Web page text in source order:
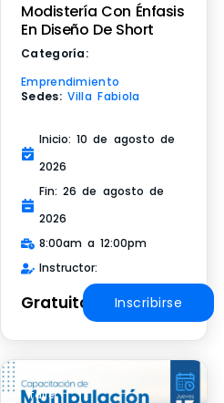
Modistería Con Énfasis
En Diseño De Short
Categoría:
Emprendimiento
Sedes:Villa Fabiola
Inicio: 10 de agosto de
2026
Fin: 26 de agosto de
2026
8:00am a 12:00pm
Instructor:
Gratuito Inscribirse
Taller